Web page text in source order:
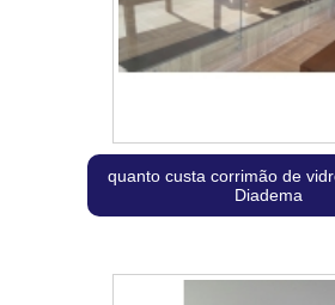
quanto custa corrimão de
Diadema